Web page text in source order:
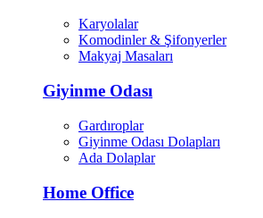
Karyolalar
Komodinler & Şifonyerler
Makyaj Masaları
Giyinme Odası
Gardıroplar
Giyinme Odası Dolapları
Ada Dolaplar
Home Office